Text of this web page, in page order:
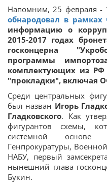
Напомним, 25 февраля -
обнародовал в рамках
информацию о
2015-2017 годах
госконцерна
программы
комплектующих из
"прокладки", включая
Среди центральных
был назван Игорь
Гладковского. Как
фигурантов схемы,
системной основе
Генпрокуратуры,
НАБУ, первый
нынешний глава
Букин.